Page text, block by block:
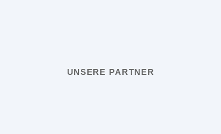
UNSERE PARTNER